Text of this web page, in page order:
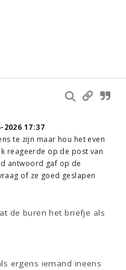
2026 17:37
te zijn maar hou het even
reageerde op de post van
antwoord gaf op de
of ze goed geslapen
de buren het briefje als
ergens iemand ineens